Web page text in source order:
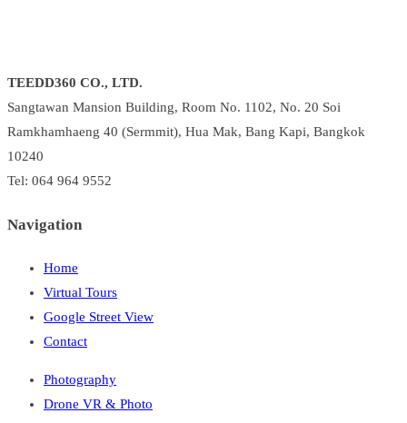
TEEDD360 CO., LTD.
Sangtawan Mansion Building, Room No. 1102, No. 20 Soi
Ramkhamhaeng 40 (Sermmit), Hua Mak, Bang Kapi, Bangkok
10240
Tel: 064 964 9552
Navigation
Home
Virtual Tours
Google Street View
Contact
Photography
Drone VR & Photo